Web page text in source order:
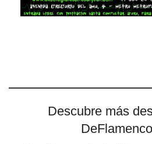
Descubre más